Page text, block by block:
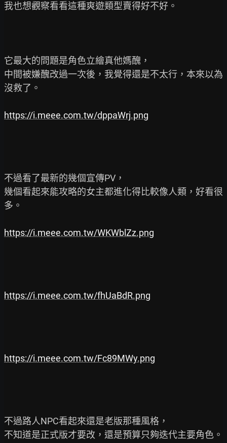
我也想觀察看看這種爽遊類型賣得好不好。
它最大的問題是角色立繪真他媽醜，
中間被嫌醜改過一次後，我覺得還是不太行，本來以為
沒救了。
https://i.meee.com.tw/dppaWrj.png
不過看了最新的幾個宣傳PV，
幾個看起來能攻略的女主都進化得比較像人類，好看很
多。
https://i.meee.com.tw/WKWblZz.png
https://i.meee.com.tw/fhUaBdR.png
https://i.meee.com.tw/Fc89MWy.png
不過路人NPC看起來還是老版那種風格，
不知道是正式版才要改，還是預算只夠迭代主要角色。